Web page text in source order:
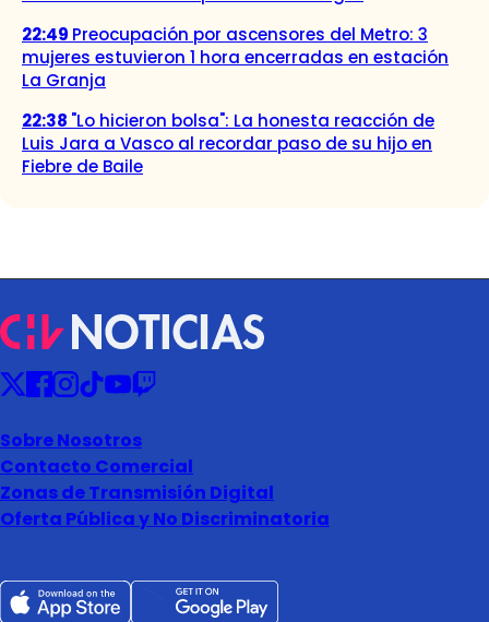
22:49 Preocupación por ascensores del Metro: 3
mujeres estuvieron 1 hora encerradas en estación
La Granja
22:38 "Lo hicieron bolsa": La honesta reacción de
Luis Jara a Vasco al recordar paso de su hijo en
Fiebre de Baile
Sobre Nosotros
Contacto Comercial
Zonas de Transmisión Digital
Oferta Pública y No Discriminatoria